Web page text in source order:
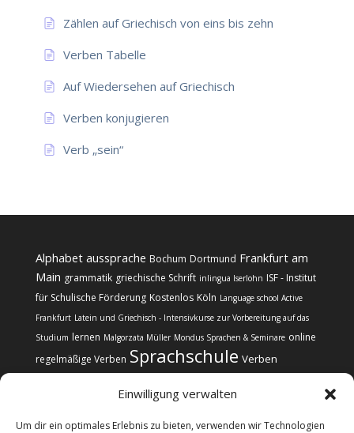
Einwilligung verwalten
Um dir ein optimales Erlebnis zu bieten, verwenden wir Technologien
Zählen auf Griechisch von eins bis zehn
Verben Tabelle
Auf Wiedersehen auf Griechisch
Verben konjugieren
Verb „sein“
Alphabet aussprache Bochum Dortmund Frankfurt am
Main grammatik griechische Schrift inlingua Iserlohn ISF - Institut
für Schulische Förderung Kostenlos Köln Language school Active
Frankfurt Latein und Griechisch - Intensivkurse zur Vorbereitung auf das
Studium lernen Malgorzata Müller Mondus Sprachen & Seminare online
regelmäßige Verben Sprachschule Verben